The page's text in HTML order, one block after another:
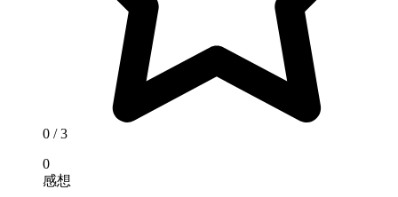
0 / 3
0
感想